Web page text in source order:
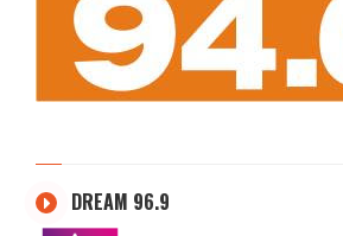
DREAM 96.9